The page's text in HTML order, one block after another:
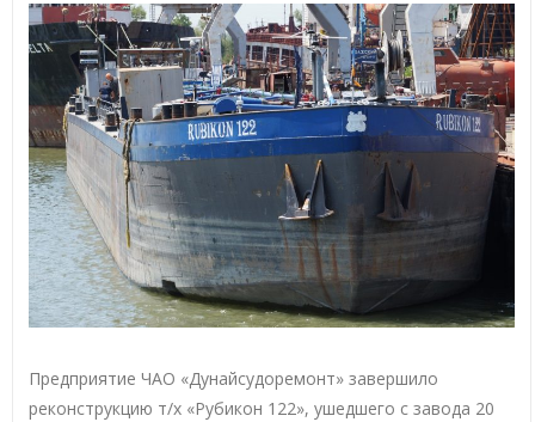
Предприятие ЧАО «Дунайсудоремонт» завершило
реконструкцию т/х «Рубикон 122», ушедшего с завода 20